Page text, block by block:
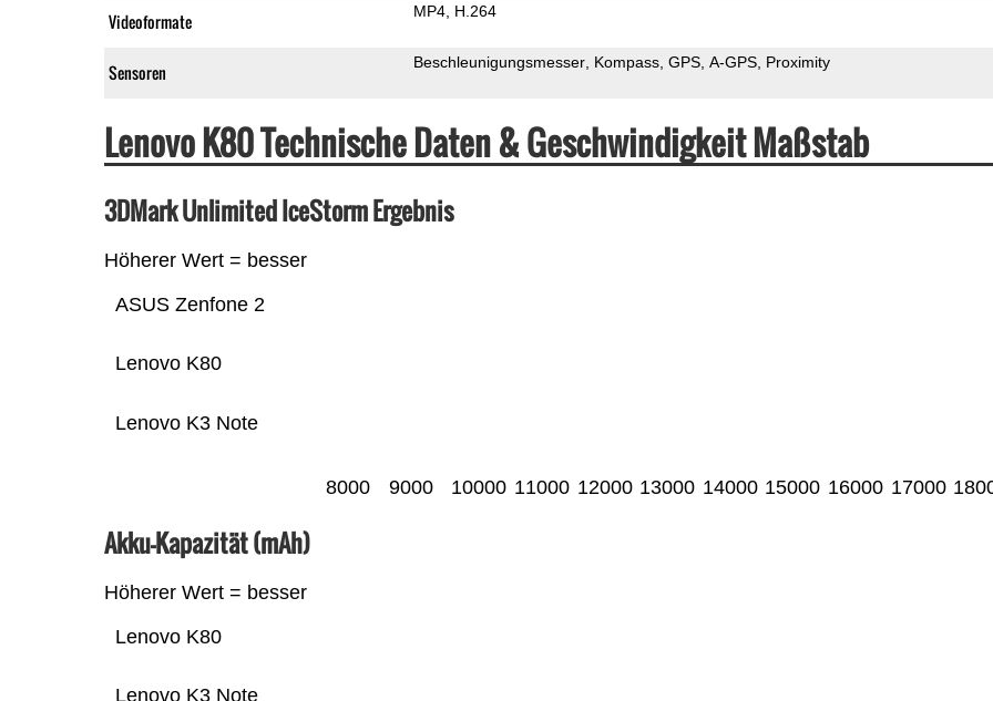
Videoformate MP4 H.264
Sensoren Beschleunigungsmesser Kompass GPS A-GPS Proximity
Lenovo K80 Technische Daten & Geschwindigkeit Maßstab
3DMark Unlimited IceStorm Ergebnis
Höherer Wert = besser
Lenovo K3 Note
Lenovo K80
ASUS Zenfone 2
8000 9000 10000 11000 12000 13000 14000 15000 16000 17000
Akku-Kapazität (mAh)
Höherer Wert = besser
Lenovo K3 Note
Lenovo K80